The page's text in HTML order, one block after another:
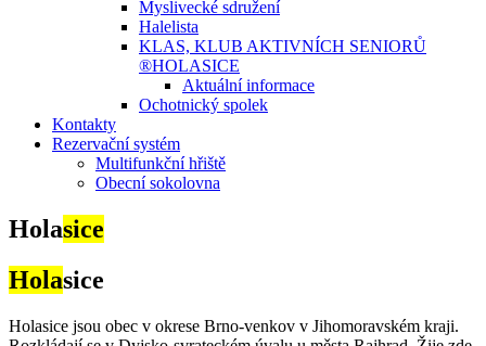
Myslivecké sdružení
Halelista
KLAS, KLUB AKTIVNÍCH SENIORŮ
®HOLASICE
Aktuální informace
Ochotnický spolek
Kontakty
Rezervační systém
Multifunkční hřiště
Obecní sokolovna
Holasice
Holasice
Holasice jsou obec v okrese Brno-venkov v Jihomoravském kraji.